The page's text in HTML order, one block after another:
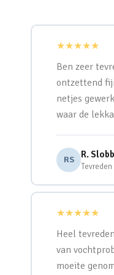
★★★★★
Ben zeer
ontzettend
netjes
waar de
RS R.
★★★★★
Heel
van
moeite